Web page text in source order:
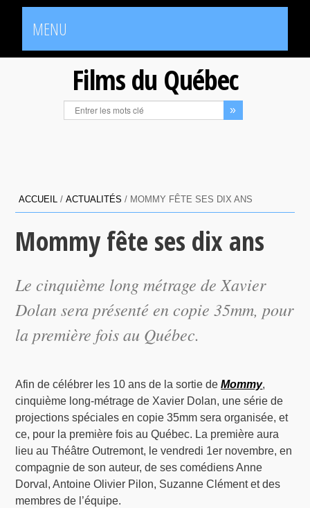
MENU
Films du Québec
ACCUEIL /ACTUALITÉS / MOMMY FÊTE SES DIX ANS
Mommy fête ses dix ans
Le cinquième long métrage de Xavier
Dolan sera présenté en copie 35mm, pour
la première fois au Québec.
Afin de célébrer les 10 ans de la sortie deMommy,
cinquième long-métrage de Xavier Dolan, une série de
projections spéciales en copie 35mm sera organisée, et
ce, pour la première fois au Québec. La première aura
lieu au Théâtre Outremont, le vendredi 1er novembre, en
compagnie de son auteur, de ses comédiens Anne
Dorval, Antoine Olivier Pilon, Suzanne Clément et des
membres de l’équipe.